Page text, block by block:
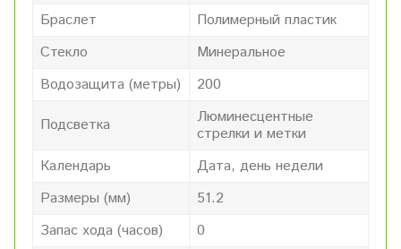
Браслет
Полимерный пластик
Стекло
Минеральное
Водозащита (метры)
200
Подсветка
Люминесцентные
стрелки и метки
Календарь
Дата, день недели
Размеры (мм)
51.2
Запас хода (часов)
0